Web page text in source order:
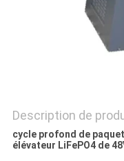
Description de
cycle profond de
élévateur LiFePO4 de